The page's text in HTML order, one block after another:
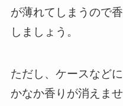
が薄れてしまうので
しましょう。
ただし、ケースなど
かなか香りが消えませ